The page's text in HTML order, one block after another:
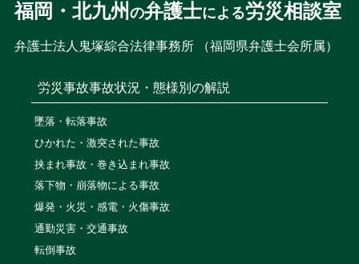
福岡・北九州 の弁護士による労災相談室
弁護士法人鬼塚綜合法律事務所 （福岡県弁護士会所属）
労災事故事故状況・態様別の解説
墜落・転落事故
ひかれた・激突された事故
挟まれ事故・巻き込まれ事故
落下物・崩落物による事故
爆発・火災・感電・火傷事故
通勤災害・交通事故
転倒事故